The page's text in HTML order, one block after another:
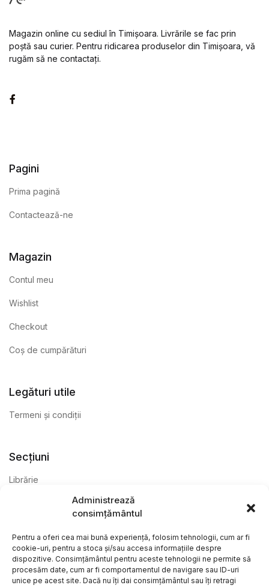
Administrează
consimțământul
Pentru a oferi cea mai bună experiență, folosim tehnologii, cum ar fi
cookie-uri, pentru a stoca și/sau accesa informațiile despre
dispozitive. Consimțământul pentru aceste tehnologii ne permite să
procesăm date, cum ar fi comportamentul de navigare sau ID-uri
unice pe acest site. Dacă nu îți dai consimțământul sau îți retragi
Magazin online cu sediul în Timișoara. Livrările se fac prin
poștă sau curier. Pentru ridicarea produselor din Timișoara, vă
rugăm să ne contactați.
Pagini
Prima pagină
Contactează-ne
Magazin
Contul meu
Wishlist
Checkout
Coș de cumpărături
Legături utile
Termeni și condiții
Secțiuni
Librărie